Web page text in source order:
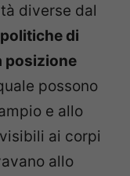
diverse dal
di
posizione
possono
e allo
ai corpi
allo